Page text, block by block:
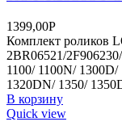
1399,00Р
Комплект роликов
2BR06521/
1100/ 1100N/
1320DN/ 1350/
В корзину
Quick view